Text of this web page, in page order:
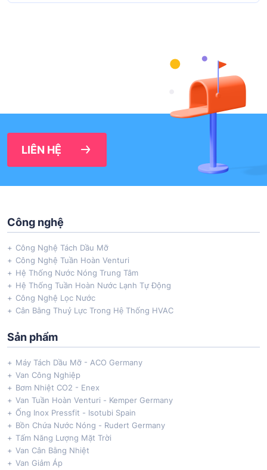
LIÊN HỆ
Công nghệ
Công Nghệ Tách Dầu Mỡ
Công Nghệ Tuần Hoàn Venturi
Hệ Thống Nước Nóng Trung Tâm
Hệ Thống Tuần Hoàn Nước Lạnh Tự Động
Công Nghệ Lọc Nước
Cân Bằng Thuỷ Lực Trong Hệ Thống HVAC
Sản phẩm
Máy Tách Dầu Mỡ - ACO Germany
Van Công Nghiệp
Bơm Nhiệt CO2 - Enex
Van Tuần Hoàn Venturi - Kemper Germany
Ống Inox Pressfit - Isotubi Spain
Bồn Chứa Nước Nóng - Rudert Germany
Tấm Năng Lượng Mặt Trời
Van Cân Bằng Nhiệt
Van Giảm Áp